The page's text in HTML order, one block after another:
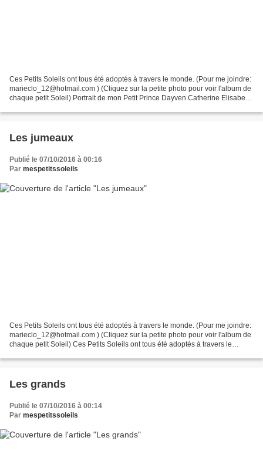
Ces Petits Soleils ont tous été adoptés à travers le monde. (Pour me joindre:
marieclo_12@hotmail.com ) (Cliquez sur la petite photo pour voir l'album de
chaque petit Soleil) Portrait de mon Petit Prince Dayven Catherine Elisabeth
Les jumeaux
Publié le 07/10/2016 à 00:16
Par mespetitssoleils
Ces Petits Soleils ont tous été adoptés à travers le monde. (Pour me joindre:
marieclo_12@hotmail.com ) (Cliquez sur la petite photo pour voir l'album de
chaque petit Soleil) Ces Petits Soleils ont tous été adoptés à travers le
Les grands
Publié le 07/10/2016 à 00:14
Par mespetitssoleils